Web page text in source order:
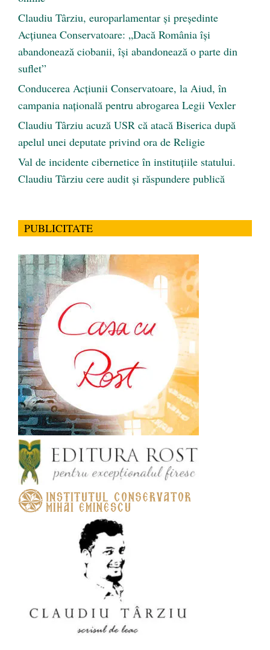
Claudiu Târziu, europarlamentar și președinte
Acțiunea Conservatoare: „Dacă România își
abandonează ciobanii, își abandonează o parte din
suflet”
Conducerea Acțiunii Conservatoare, la Aiud, în
campania națională pentru abrogarea Legii Vexler
Claudiu Târziu acuză USR că atacă Biserica după
apelul unei deputate privind ora de Religie
Val de incidente cibernetice în instituțiile statului.
Claudiu Târziu cere audit și răspundere publică
PUBLICITATE